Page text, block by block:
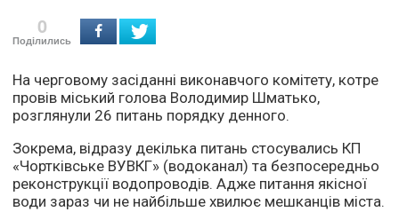
0
Поділились
На черговому засіданні виконавчого комітету, котре
провів міський голова Володимир Шматько,
розглянули 26 питань порядку денного.
Зокрема, відразу декілька питань стосувались КП
«Чортківське ВУВКГ» (водоканал) та безпосередньо
реконструкції водопроводів. Адже питання якісної
води зараз чи не найбільше хвилює мешканців міста.